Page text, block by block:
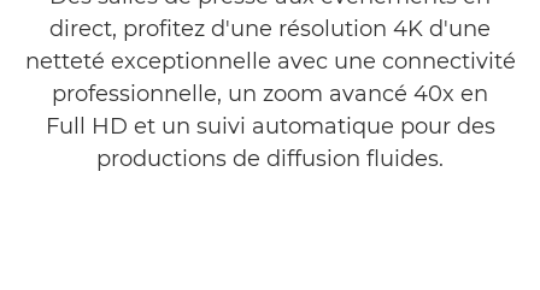
direct, profitez d'une résolution 4K d'une
netteté exceptionnelle avec une connectivité
professionnelle, un zoom avancé 40x en
Full HD et un suivi automatique pour des
productions de diffusion fluides.